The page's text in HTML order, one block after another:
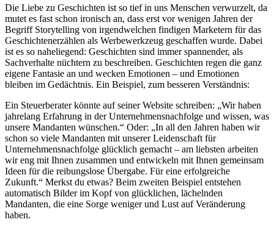
Die Liebe zu Geschichten ist so tief in uns Menschen verwurzelt, da
mutet es fast schon ironisch an, dass erst vor wenigen Jahren der
Begriff Storytelling von irgendwelchen findigen Marketern für das
Geschichtenerzählen als Werbewerkzeug geschaffen wurde. Dabei
ist es so naheliegend: Geschichten sind immer spannender, als
Sachverhalte nüchtern zu beschreiben. Geschichten regen die ganz
eigene Fantasie an und wecken Emotionen – und Emotionen
bleiben im Gedächtnis. Ein Beispiel, zum besseren Verständnis:
Ein Steuerberater könnte auf seiner Website schreiben: „Wir haben
jahrelang Erfahrung in der Unternehmensnachfolge und wissen, was
unsere Mandanten wünschen.“ Oder: „In all den Jahren haben wir
schon so viele Mandanten mit unserer Leidenschaft für
Unternehmensnachfolge glücklich gemacht – am liebsten arbeiten
wir eng mit Ihnen zusammen und entwickeln mit Ihnen gemeinsam
Ideen für die reibungslose Übergabe. Für eine erfolgreiche
Zukunft.“ Merkst du etwas? Beim zweiten Beispiel entstehen
automatisch Bilder im Kopf von glücklichen, lächelnden
Mandanten, die eine Sorge weniger und Lust auf Veränderung
haben.